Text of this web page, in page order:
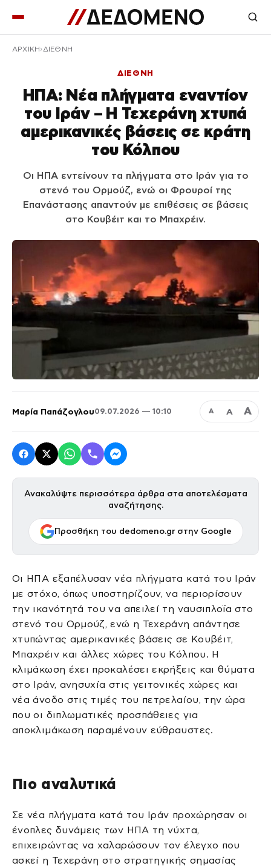
ΑΡΧΙΚΉ ΔΙΕΘΝΗ
ΔΙΕΘΝΗ
ΗΠΑ: Νέα πλήγματα εναντίον
του Ιράν – Η Τεχεράνη χτυπά
αμερικανικές βάσεις σε κράτη
του Κόλπου
Οι ΗΠΑ εντείνουν τα πλήγματα στο Ιράν για το
στενό του Ορμούζ, ενώ οι Φρουροί της
Επανάστασης απαντούν με επιθέσεις σε βάσεις
στο Κουβέιτ και το Μπαχρέιν.
Μαρία Παπάζογλου09.07.2026 — 10:10 Α Α Α
Ανακαλύψτε περισσότερα άρθρα στα αποτελέσματα
αναζήτησης.
Προσθήκη του dedomeno.gr στην Google
Οι ΗΠΑ εξαπέλυσαν νέα πλήγματα κατά του Ιράν
με στόχο, όπως υποστηρίζουν, να περιορίσουν
την ικανότητά του να απειλεί τη ναυσιπλοΐα στο
στενό του Ορμούζ, ενώ η Τεχεράνη απάντησε
χτυπώντας αμερικανικές βάσεις σε Κουβέιτ,
Μπαχρέιν και άλλες χώρες του Κόλπου. Η
κλιμάκωση έχει προκαλέσει εκρήξεις και θύματα
στο Ιράν, ανησυχία στις γειτονικές χώρες και
νέα άνοδο στις τιμές του πετρελαίου, την ώρα
που οι διπλωματικές προσπάθειες για
αποκλιμάκωση παραμένουν εύθραυστες.
Πιο αναλυτικά
Σε νέα πλήγματα κατά του Ιράν προχώρησαν οι
ένοπλες δυνάμεις των ΗΠΑ τη νύχτα,
επιχειρώντας να χαλαρώσουν τον έλεγχο που
ασκεί η Τεχεράνη στο στρατηγικής σημασίας